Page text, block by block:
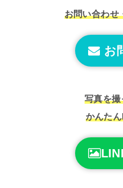
お問い合わせ
お
写真を
かんた